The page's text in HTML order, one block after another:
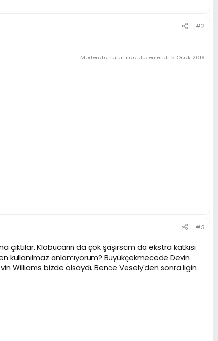
#2
Moderatör tarafında düzenlendi: 5 Ocak 2019
#3
Klobucarın da çok şaşırsam da ekstra katkısı
kullanılmaz anlamıyorum? Büyükçekmecede Devin
Williams bizde olsaydı. Bence Vesely'den sonra ligin